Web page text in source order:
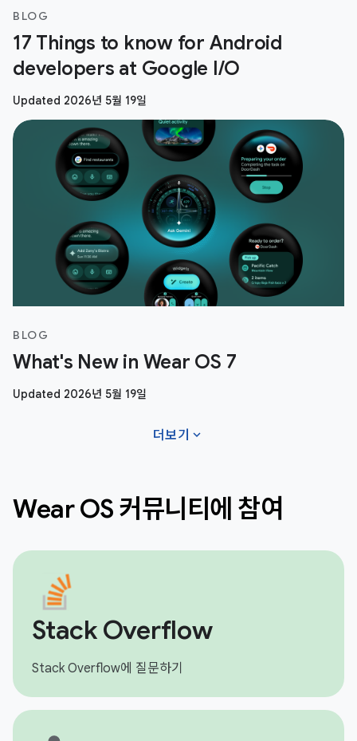
BLOG
17 Things to know for Android
developers at Google I/O
Updated 2026년 5월 19일
BLOG
What's New in Wear OS 7
Updated 2026년 5월 19일
더보기 expand_more
Wear OS 커뮤니티에 참여
Stack Overflow
Stack Overflow에 질문하기